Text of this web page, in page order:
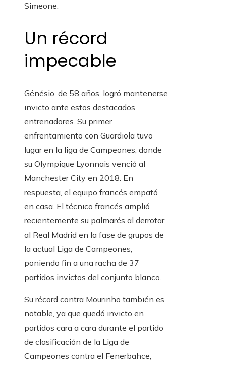
Simeone.
Un récord
impecable
Génésio, de 58 años, logró mantenerse
invicto ante estos destacados
entrenadores. Su primer
enfrentamiento con Guardiola tuvo
lugar en la liga de Campeones, donde
su Olympique Lyonnais venció al
Manchester City en 2018. En
respuesta, el equipo francés empató
en casa. El técnico francés amplió
recientemente su palmarés al derrotar
al Real Madrid en la fase de grupos de
la actual Liga de Campeones,
poniendo fin a una racha de 37
partidos invictos del conjunto blanco.
Su récord contra Mourinho también es
notable, ya que quedó invicto en
partidos cara a cara durante el partido
de clasificación de la Liga de
Campeones contra el Fenerbahce,